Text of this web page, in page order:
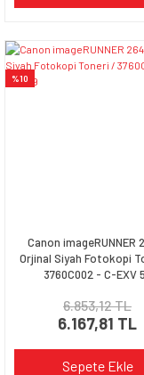
%10
Canon imageRUNNER
Orjinal Siyah Fotokopi
3760C002 - C-EXV
6.853,12 TL
6.167,81 TL
Sepete Ekle